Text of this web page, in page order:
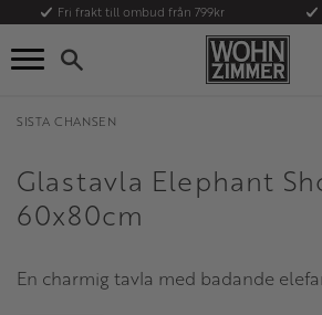
Meny
Fri frakt till ombud från 799kr
SISTA CHANSEN
Glastavla Elephant
60x80cm
En charmig tavla med badande